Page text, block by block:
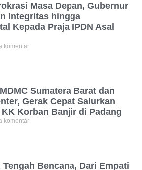
Masa Depan, Gubernur
Integritas hingga
Kepada Praja IPDN Asal
komentar
Sumatera Barat dan
Gerak Cepat Salurkan
Korban Banjir di Padang
komentar
Bencana, Dari Empati